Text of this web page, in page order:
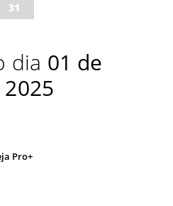
31
dia 01 de
Pro+